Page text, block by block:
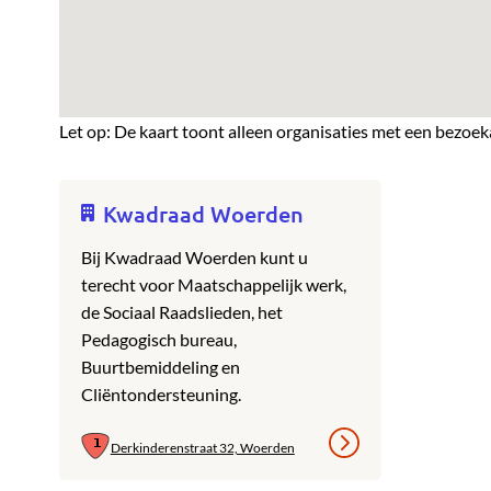
Let op: De kaart toont alleen organisaties met een
Kwadraad Woerden
Bij Kwadraad Woerden kunt u
terecht voor Maatschappelijk werk,
de Sociaal Raadslieden, het
Pedagogisch bureau,
Buurtbemiddeling en
Cliëntondersteuning.
Derkinderenstraat 32, Woerden